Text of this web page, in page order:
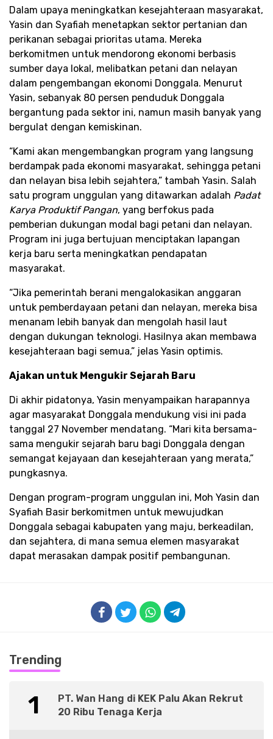
Dalam upaya meningkatkan kesejahteraan masyarakat,
Yasin dan Syafiah menetapkan sektor pertanian dan
perikanan sebagai prioritas utama. Mereka
berkomitmen untuk mendorong ekonomi berbasis
sumber daya lokal, melibatkan petani dan nelayan
dalam pengembangan ekonomi Donggala. Menurut
Yasin, sebanyak 80 persen penduduk Donggala
bergantung pada sektor ini, namun masih banyak yang
bergulat dengan kemiskinan.
“Kami akan mengembangkan program yang langsung
berdampak pada ekonomi masyarakat, sehingga petani
dan nelayan bisa lebih sejahtera,” tambah Yasin. Salah
satu program unggulan yang ditawarkan adalah Padat
Karya Produktif Pangan, yang berfokus pada
pemberian dukungan modal bagi petani dan nelayan.
Program ini juga bertujuan menciptakan lapangan
kerja baru serta meningkatkan pendapatan
masyarakat.
“Jika pemerintah berani mengalokasikan anggaran
untuk pemberdayaan petani dan nelayan, mereka bisa
menanam lebih banyak dan mengolah hasil laut
dengan dukungan teknologi. Hasilnya akan membawa
kesejahteraan bagi semua,” jelas Yasin optimis.
Ajakan untuk Mengukir Sejarah Baru
Di akhir pidatonya, Yasin menyampaikan harapannya
agar masyarakat Donggala mendukung visi ini pada
tanggal 27 November mendatang. “Mari kita bersama-
sama mengukir sejarah baru bagi Donggala dengan
semangat kejayaan dan kesejahteraan yang merata,”
pungkasnya.
Dengan program-program unggulan ini, Moh Yasin dan
Syafiah Basir berkomitmen untuk mewujudkan
Donggala sebagai kabupaten yang maju, berkeadilan,
dan sejahtera, di mana semua elemen masyarakat
dapat merasakan dampak positif pembangunan.
Trending
1
PT. Wan Hang di KEK Palu Akan Rekrut
20 Ribu Tenaga Kerja